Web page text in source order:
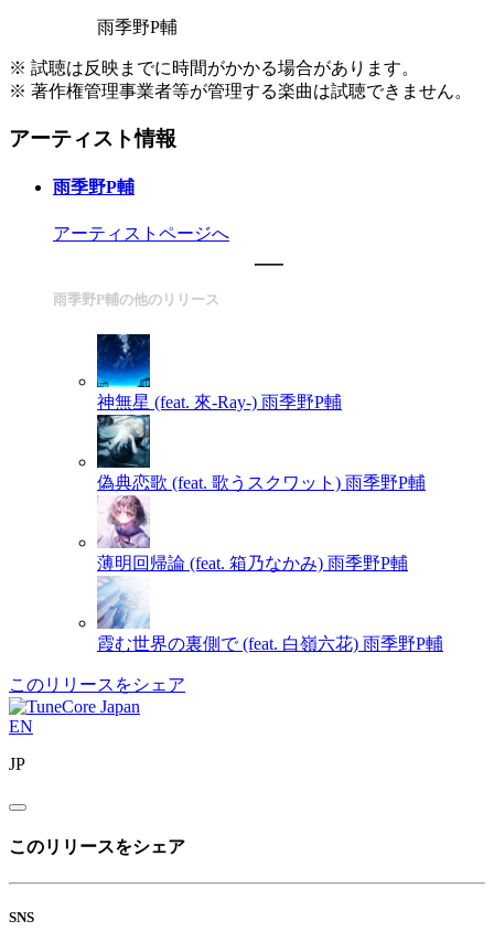
雨季野P輔
※ 試聴は反映までに時間がかかる場合があります。
※ 著作権管理事業者等が管理する楽曲は試聴できません。
アーティスト情報
雨季野P輔
アーティストページへ
雨季野P輔の他のリリース
神無星 (feat. 來-Ray-) 雨季野P輔
偽典恋歌 (feat. 歌うスクワット) 雨季野P輔
薄明回帰論 (feat. 箱乃なかみ) 雨季野P輔
霞む世界の裏側で (feat. 白嶺六花) 雨季野P輔
このリリースをシェア
EN
JP
このリリースをシェア
SNS